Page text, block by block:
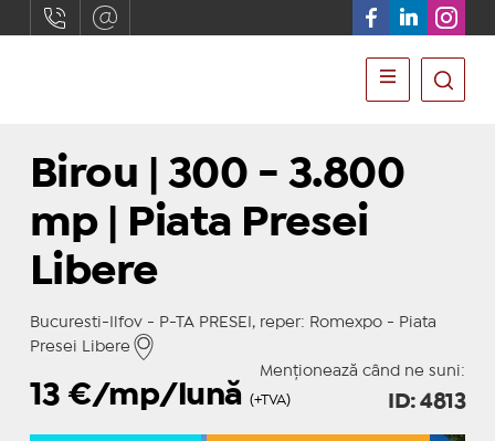
Birou | 300 - 3.800
mp | Piata Presei
Libere
Bucuresti-Ilfov - P-TA PRESEI, reper: Romexpo - Piata
Presei Libere
Menționează când ne suni:
13€/mp/lună (+TVA) ID: 4813